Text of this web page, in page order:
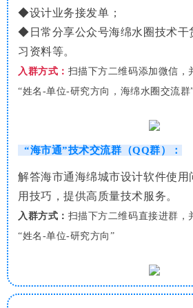
◆设计业务接发单；
◆日常分享公众号海绵水圈技术干
习资料等。
入群方式： 扫描下方二维码添加微信 ，
“姓名-单位-研究方向，海绵水圈交流群
“海市通”技术交流群（QQ群）：
解答海市通海绵城市设计软件使用
用技巧，提供高质量技术服务。
入群方式： 扫描下方二维码直接进群 ，
“姓名-单位-研究方向”